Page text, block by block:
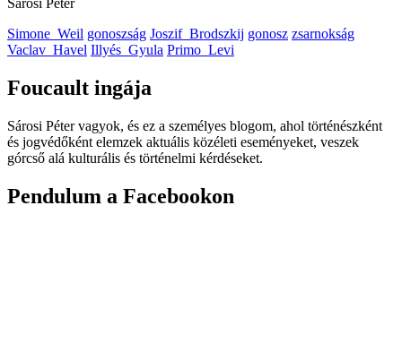
Simone_Weil gonoszság Joszif_Brodszkij gonosz zsarnokság
Vaclav_Havel Illyés_Gyula Primo_Levi
Foucault ingája
Sárosi Péter vagyok, és ez a személyes blogom, ahol történészként
és jogvédőként elemzek aktuális közéleti eseményeket, veszek
górcső alá kulturális és történelmi kérdéseket.
Pendulum a Facebookon